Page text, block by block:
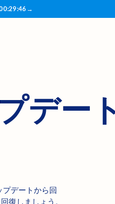
:29:45 →
デー
デートから回
復しましょう。